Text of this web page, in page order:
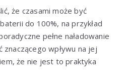
że czasami może być
do 100%, na przykład
pełne naładowanie
wpływu na jej
że nie jest to praktyka